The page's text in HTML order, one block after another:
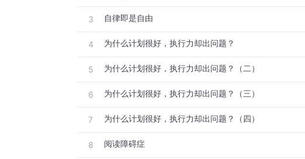
皇帝的精力有限，政务又很多，要解决这个矛盾，就
但权利欲望极盛的朱元璋废除丞相制，可他没想到的
朝中后期，内阁的权利远远超过皇权。
我们每一个人都是被学校流程化生产出来的产物，乍
3 自律即是自由
4 为什么计划很好，执行力却出问题？
5 为什么计划很好，执行力却出问题？（二）
6 为什么计划很好，执行力却出问题？（三）
7 为什么计划很好，执行力却出问题？（四）
8 阅读障碍症